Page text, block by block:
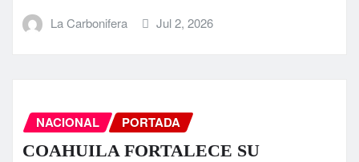
La Carbonifera Jul 2, 2026
NACIONAL PORTADA
COAHUILA FORTALECE SU